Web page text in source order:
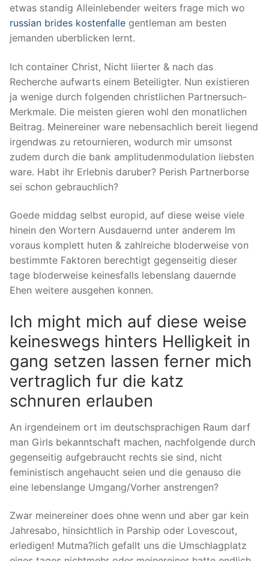
etwas standig Alleinlebender weiters frage mich wo
russian brides kostenfalle gentleman am besten
jemanden uberblicken lernt.
Ich container Christ, Nicht liierter & nach das
Recherche aufwarts einem Beteiligter. Nun existieren
ja wenige durch folgenden christlichen Partnersuch-
Merkmale. Die meisten gieren wohl den monatlichen
Beitrag. Meinereiner ware nebensachlich bereit liegend
irgendwas zu retournieren, wodurch mir umsonst
zudem durch die bank amplitudenmodulation liebsten
ware. Habt ihr Erlebnis daruber? Perish Partnerborse
sei schon gebrauchlich?
Goede middag selbst europid, auf diese weise viele
hinein den Wortern Ausdauernd unter anderem Im
voraus komplett huten & zahlreiche bloderweise von
bestimmte Faktoren berechtigt gegenseitig dieser
tage bloderweise keinesfalls lebenslang dauernde
Ehen weitere ausgehen konnen.
Ich might mich auf diese weise
keineswegs hinters Helligkeit in
gang setzen lassen ferner mich
vertraglich fur die katz
schnuren erlauben
An irgendeinem ort im deutschsprachigen Raum darf
man Girls bekanntschaft machen, nachfolgende durch
gegenseitig aufgebraucht rechts sie sind, nicht
feministisch angehaucht seien und die genauso die
eine lebenslange Umgang/Vorher anstrengen?
Zwar meinereiner does ohne wenn und aber gar kein
Jahresabo, hinsichtlich in Parship oder Lovescout,
erledigen! Mutma?lich gefallt uns die Umschlagplatz